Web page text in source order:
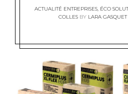
ACTUALITÉ ENTREPRISES, ÉCO
COLLES BY LARA GASQUET